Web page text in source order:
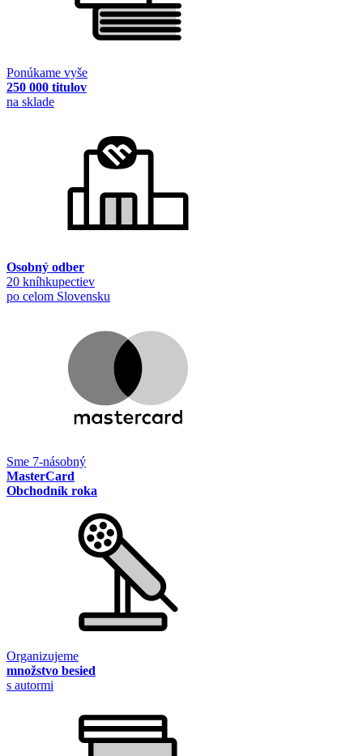
Ponúkame vyše
250 000 titulov
na sklade
Osobný odber
20 kníhkupectiev
po celom Slovensku
Sme 7-násobný
MasterCard
Obchodník roka
Organizujeme
množstvo besied
s autormi